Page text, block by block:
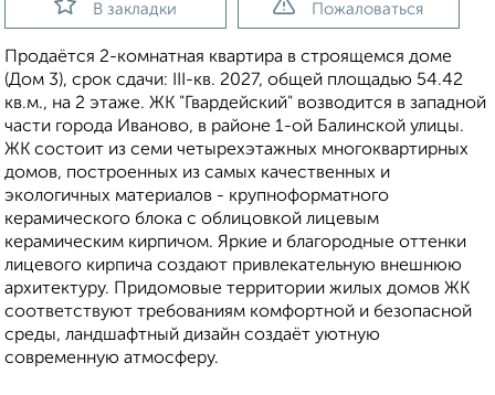
В закладки Пожаловаться
Продаётся 2-комнатная квартира в строящемся доме
(Дом 3), срок сдачи: III-кв. 2027, общей площадью 54.42
кв.м., на 2 этаже. ЖК "Гвардейский" возводится в западной
части города Иваново, в районе 1-ой Балинской улицы.
ЖК состоит из семи четырехэтажных многоквартирных
домов, построенных из самых качественных и
экологичных материалов - крупноформатного
керамического блока с облицовкой лицевым
керамическим кирпичом. Яркие и благородные оттенки
лицевого кирпича создают привлекательную внешнюю
архитектуру. Придомовые территории жилых домов ЖК
соответствуют требованиям комфортной и безопасной
среды, ландшафтный дизайн создаёт уютную
современную атмосферу.